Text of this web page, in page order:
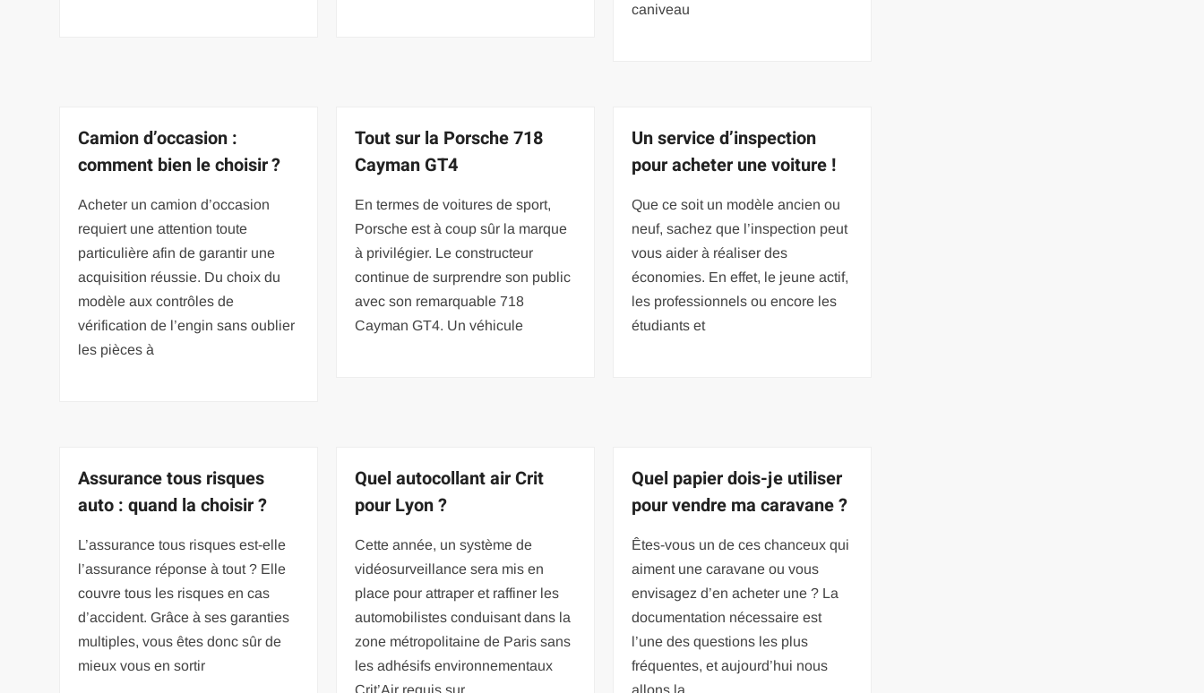
caniveau
Camion d’occasion :
comment bien le choisir ?
Acheter un camion d’occasion
requiert une attention toute
particulière afin de garantir une
acquisition réussie. Du choix du
modèle aux contrôles de
vérification de l’engin sans oublier
les pièces à
Tout sur la Porsche 718
Cayman GT4
En termes de voitures de sport,
Porsche est à coup sûr la marque
à privilégier. Le constructeur
continue de surprendre son public
avec son remarquable 718
Cayman GT4. Un véhicule
Un service d’inspection
pour acheter une voiture !
Que ce soit un modèle ancien ou
neuf, sachez que l’inspection peut
vous aider à réaliser des
économies. En effet, le jeune actif,
les professionnels ou encore les
étudiants et
Assurance tous risques
auto : quand la choisir ?
L’assurance tous risques est-elle
l’assurance réponse à tout ? Elle
couvre tous les risques en cas
d’accident. Grâce à ses garanties
multiples, vous êtes donc sûr de
mieux vous en sortir
Quel autocollant air Crit
pour Lyon ?
Cette année, un système de
vidéosurveillance sera mis en
place pour attraper et raffiner les
automobilistes conduisant dans la
zone métropolitaine de Paris sans
les adhésifs environnementaux
Crit’Air requis sur
Quel papier dois-je utiliser
pour vendre ma caravane ?
Êtes-vous un de ces chanceux qui
aiment une caravane ou vous
envisagez d’en acheter une ? La
documentation nécessaire est
l’une des questions les plus
fréquentes, et aujourd’hui nous
allons la